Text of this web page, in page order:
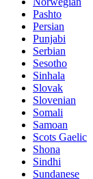
Pashto
Persian
Punjabi
Serbian
Sesotho
Sinhala
Slovak
Slovenian
Somali
Samoan
Scots Gaelic
Shona
Sindhi
Sundanese